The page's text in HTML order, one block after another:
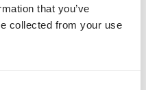
that you’ve
collected from your use